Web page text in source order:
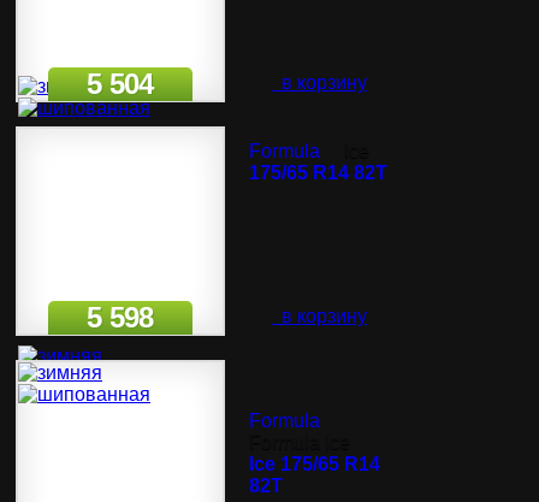
5 504
Formula
175/65 R14 82T
в корзину
5 598
Formula
Ice 175/65 R14
82T
в корзину